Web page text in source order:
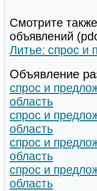
Смотрите
объявлений
Литье: спрос и
Объявление
спрос и
область
спрос и
область
спрос и
область
спрос и
область